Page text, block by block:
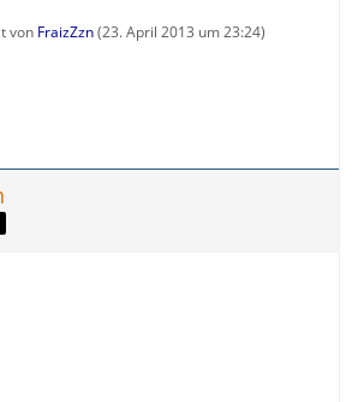
von FraizZzn(23. April 2013 um 23:24)